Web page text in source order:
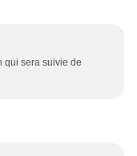
qui sera suivie de